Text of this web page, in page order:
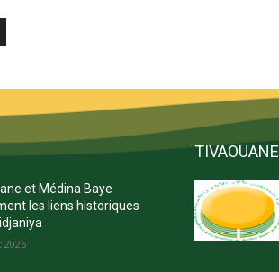
et Médina Baye
les liens historiques
2026
TIVAOUANE